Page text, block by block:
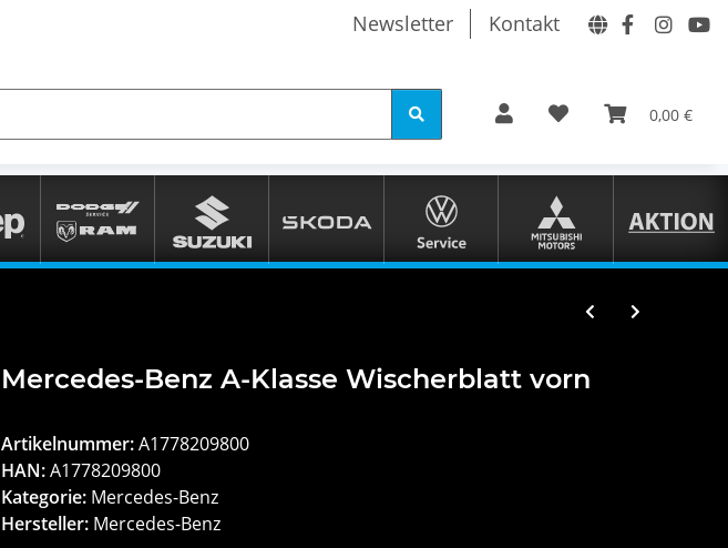
Newsletter Kontakt
0,00 €
Mercedes-Benz A-Klasse Wischerblatt vorn
Artikelnummer:A1778209800
HAN:A1778209800
Kategorie: Mercedes-Benz
Hersteller: Mercedes-Benz